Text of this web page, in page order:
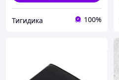
Тигидика 100%